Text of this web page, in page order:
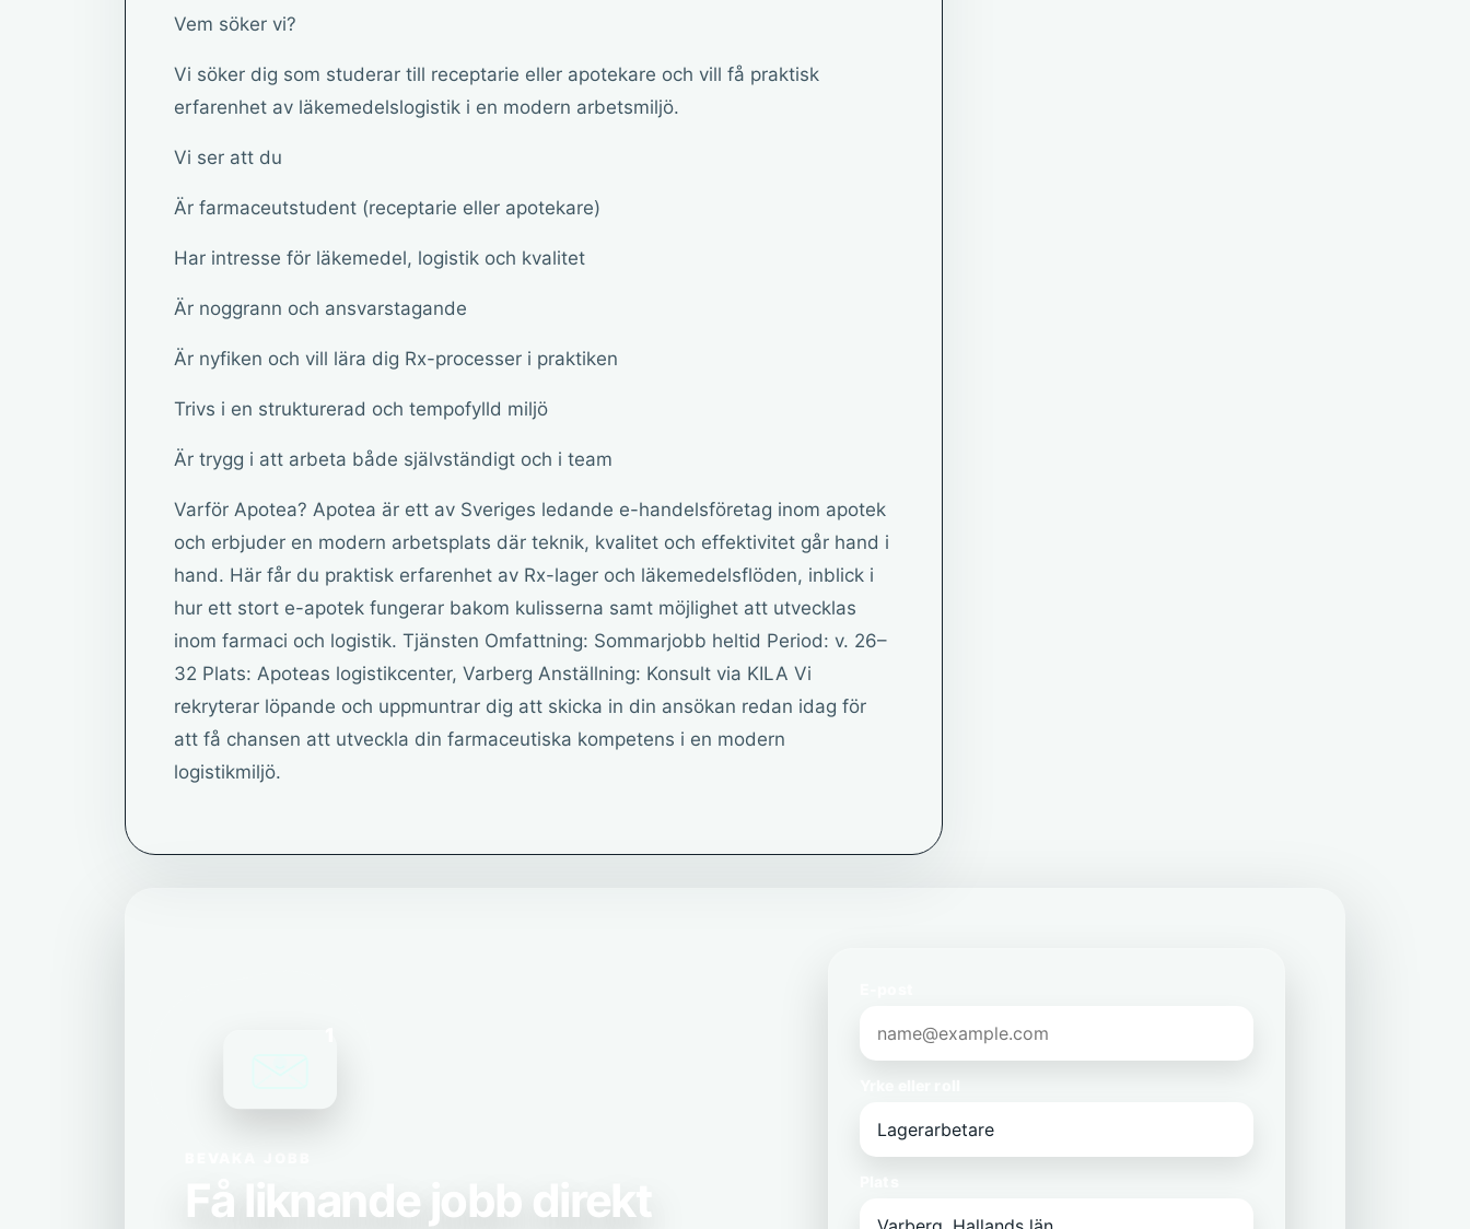
Vem söker vi?
Vi söker dig som studerar till receptarie eller apotekare och vill få praktisk
erfarenhet av läkemedelslogistik i en modern arbetsmiljö.
Vi ser att du
Är farmaceutstudent (receptarie eller apotekare)
Har intresse för läkemedel, logistik och kvalitet
Är noggrann och ansvarstagande
Är nyfiken och vill lära dig Rx-processer i praktiken
Trivs i en strukturerad och tempofylld miljö
Är trygg i att arbeta både självständigt och i team
Varför Apotea? Apotea är ett av Sveriges ledande e-handelsföretag inom apotek
och erbjuder en modern arbetsplats där teknik, kvalitet och effektivitet går hand i
hand. Här får du praktisk erfarenhet av Rx-lager och läkemedelsflöden, inblick i
hur ett stort e-apotek fungerar bakom kulisserna samt möjlighet att utvecklas
inom farmaci och logistik. Tjänsten Omfattning: Sommarjobb heltid Period: v. 26–
32 Plats: Apoteas logistikcenter, Varberg Anställning: Konsult via KILA Vi
rekryterar löpande och uppmuntrar dig att skicka in din ansökan redan idag för
att få chansen att utveckla din farmaceutiska kompetens i en modern
logistikmiljö.
Få liknande jobb direkt